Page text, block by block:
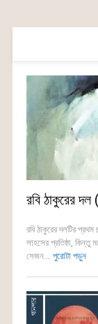
রবি ঠাকুরের
রবি ঠাকুরের দলটির
সাহসের প্রতিষ্ঠা,
সেজন... পুরোটা পড়ুন